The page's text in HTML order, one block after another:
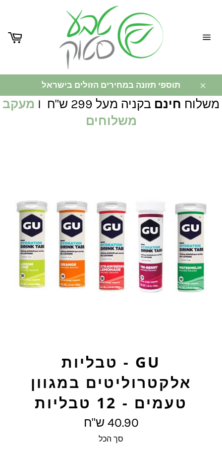
תוספי תזונה במחירים הזולים בישראל
משלוח חינם בקניה מעל 299 ש"ח I
מעקב
משלוחים
GU - טבליות
אלקטרוליטים במגוון
טעמים - 12 טבליות
מחיר
מלא
40.90 ש"ח
סך הכל